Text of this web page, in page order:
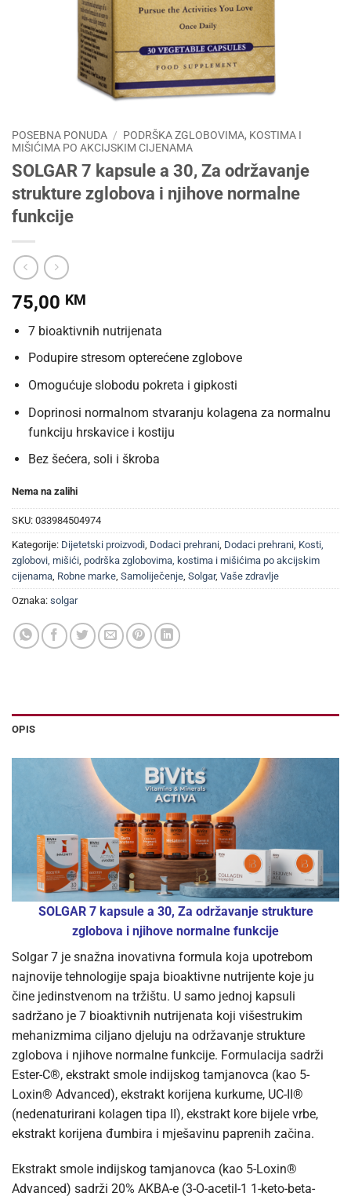
POSEBNA PONUDA / PODRŠKA ZGLOBOVIMA, KOSTIMA I
MIŠIĆIMA PO AKCIJSKIM CIJENAMA
SOLGAR 7 kapsule a 30, Za održavanje
strukture zglobova i njihove normalne
funkcije
75,00 KM
7 bioaktivnih nutrijenata
Podupire stresom opterećene zglobove
Omogućuje slobodu pokreta i gipkosti
Doprinosi normalnom stvaranju kolagena za normalnu
funkciju hrskavice i kostiju
Bez šećera, soli i škroba
Nema na zalihi
SKU: 033984504974
Kategorije: Dijetetski proizvodi Dodaci prehrani Dodaci prehrani Kosti,
zglobovi, mišići podrška zglobovima, kostima i mišićima po akcijskim
cijenama Robne marke Samoliječenje Solgar, Vaše zdravlje
Oznaka: solgar
OPIS
SOLGAR 7 kapsule a 30, Za održavanje strukture
zglobova i njihove normalne funkcije
Solgar 7 je snažna inovativna formula koja upotrebom
najnovije tehnologije spaja bioaktivne nutrijente koje ju
čine jedinstvenom na tržištu. U samo jednoj kapsuli
sadržano je 7 bioaktivnih nutrijenata koji višestrukim
mehanizmima ciljano djeluju na održavanje strukture
zglobova i njihove normalne funkcije. Formulacija sadrži
Ester-C®, ekstrakt smole indijskog tamjanovca (kao 5-
Loxin® Advanced), ekstrakt korijena kurkume, UC-II®
(nedenaturirani kolagen tipa II), ekstrakt kore bijele vrbe,
ekstrakt korijena đumbira i mješavinu paprenih začina.
Ekstrakt smole indijskog tamjanovca (kao 5-Loxin®
Advanced) sadrži 20% AKBA-e (3-O-acetil-1 1-keto-beta-